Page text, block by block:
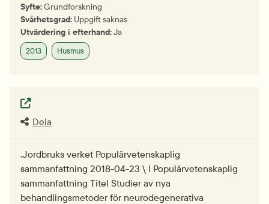
Syfte:Grundforskning
Svårhetsgrad: Uppgift saknas
Utvärdering i efterhand:Ja
2013 Husmus
Dela
.Jordbruks verket Populärvetenskaplig
sammanfattning 2018-04-23 \ l Populärvetenskaplig
sammanfattning Titel Studier av nya
behandlingsmetoder för neurodegenerativa